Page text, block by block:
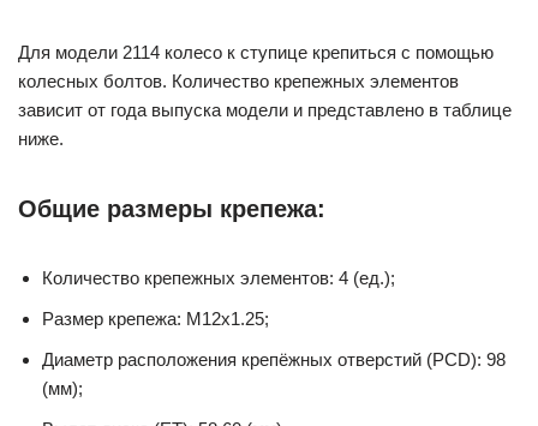
Для модели 2114 колесо к ступице крепиться с помощью
колесных болтов. Количество крепежных элементов
зависит от года выпуска модели и представлено в таблице
ниже.
Общие размеры крепежа:
Количество крепежных элементов: 4 (ед.);
Размер крепежа: M12x1.25;
Диаметр расположения крепёжных отверстий (PCD): 98
(мм);